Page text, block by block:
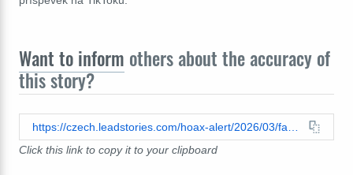
Want to inform others about the accuracy of
this story?
https://czech.leadstories.com/hoax-alert/2026/03/fact-check-ptaci-chripka-neni-hoax-ktery-slouzi-jako-zaminka-pro-sezonni-zdrazovani-vajec.html
Click this link to copy it to your clipboard